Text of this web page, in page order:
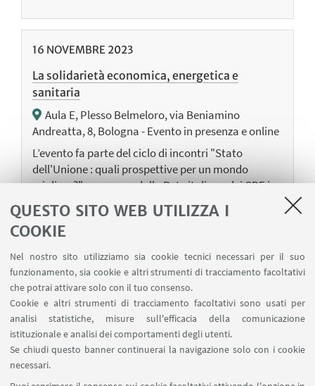
QUESTO SITO WEB UTILIZZA I
COOKIE
Nel nostro sito utilizziamo sia cookie tecnici necessari per il suo
funzionamento, sia cookie e altri strumenti di tracciamento facoltativi
che potrai attivare solo con il tuo consenso.
Cookie e altri strumenti di tracciamento facoltativi sono usati per
analisi statistiche, misure sull'efficacia della comunicazione
istituzionale e analisi dei comportamenti degli utenti.
Se chiudi questo banner continuerai la navigazione solo con i cookie
necessari.
16 NOVEMBRE 2023
La solidarietà economica, energetica e
sanitaria
Aula E, Plesso Belmeloro, via Beniamino
Andreatta, 8, Bologna - Evento in presenza e online
L’evento fa parte del ciclo di incontri "Stato
dell'Unione : quali prospettive per un mondo
migliore?" promosso dalla Rete italiana dei CDE in
collaborazione con la Rappresentanza in Italia
della Commissione europea
17OTTOBRE2023
Lavorare nelle istituzioni dell'Unione europea
Via Andreatta n. 8, palazzina Belmeloro, aula G,
40126 Bologna, Italia - Evento in presenza e online
Attraverso varie testimonianze dirette, il seminario